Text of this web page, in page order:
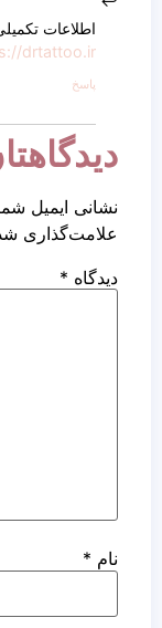
اطلاعات
drtattoo.ir/
پاسخ
نشانی ایمیل
علامت‌گذاری
دیدگاه *
نام *